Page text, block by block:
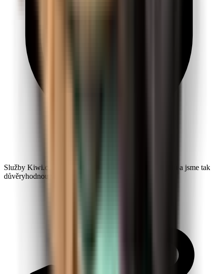
Služby Kiwi.com využilo už přes 10 milionů cestovatelů a jsme tak
důvěryhodnou volbou po celém světě.